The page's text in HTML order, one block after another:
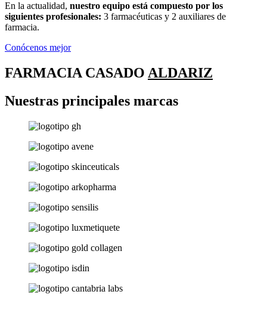
En la actualidad, nuestro equipo está compuesto por los
siguientes profesionales: 3 farmacéuticas y 2 auxiliares de
farmacia.
Conócenos mejor
FARMACIA CASADO ALDARIZ
Nuestras principales marcas